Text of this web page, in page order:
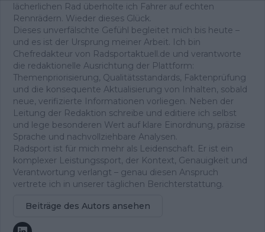
lächerlichen Rad überholte ich Fahrer auf echten
Rennrädern. Wieder dieses Glück.
Dieses unverfälschte Gefühl begleitet mich bis heute –
und es ist der Ursprung meiner Arbeit. Ich bin
Chefredakteur von Radsportaktuell.de und verantworte
die redaktionelle Ausrichtung der Plattform:
Themenpriorisierung, Qualitätsstandards, Faktenprüfung
und die konsequente Aktualisierung von Inhalten, sobald
neue, verifizierte Informationen vorliegen. Neben der
Leitung der Redaktion schreibe und editiere ich selbst
und lege besonderen Wert auf klare Einordnung, präzise
Sprache und nachvollziehbare Analysen.
Radsport ist für mich mehr als Leidenschaft. Er ist ein
komplexer Leistungssport, der Kontext, Genauigkeit und
Verantwortung verlangt – genau diesen Anspruch
vertrete ich in unserer täglichen Berichterstattung.
Beiträge des Autors ansehen